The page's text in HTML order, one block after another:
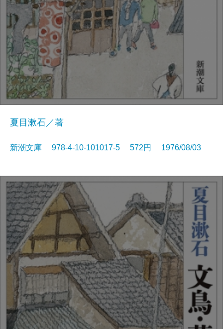
夏目漱石／著
新潮文庫 978-4-10-101017-5 572円 1976/08/03